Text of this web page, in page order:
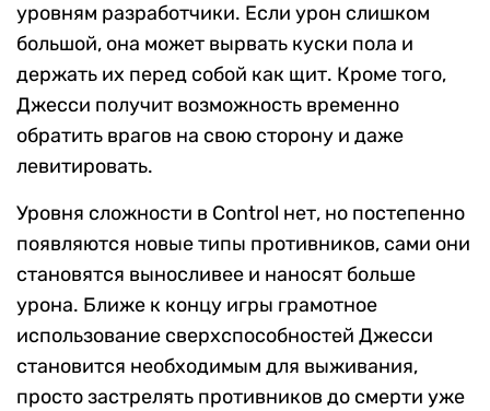
уровням разработчики. Если урон слишком
большой, она может вырвать куски пола и
держать их перед собой как щит. Кроме того,
Джесси получит возможность временно
обратить врагов на свою сторону и даже
левитировать.
Уровня сложности в Control нет, но постепенно
появляются новые типы противников, сами они
становятся выносливее и наносят больше
урона. Ближе к концу игры грамотное
использование сверхспособностей Джесси
становится необходимым для выживания,
просто застрелять противников до смерти уже